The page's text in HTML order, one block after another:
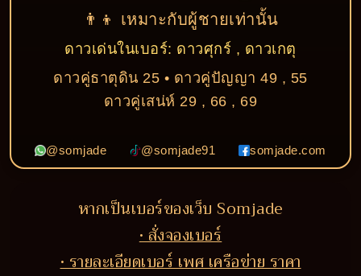
👨‍👦 เหมาะกับผู้ชายเท่านั้น
ดาวเด่นในเบอร์: ดาวศุกร์ , ดาวเกตุ
ดาวคู่ธาตุดิน 25 • ดาวคู่ปัญญา 49 , 55
ดาวคู่เสน่ห์ 29 , 66 , 69
@somjade @somjade91 somjade.com
หากเป็นเบอร์ของเว็บ Somjade
• สั่งจองเบอร์
• รายละเอียดเบอร์ เพศ เครือข่าย ราคา